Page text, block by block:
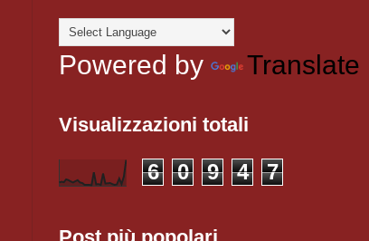
Powered by Translate
Visualizzazioni totali
6 0 9 4 7